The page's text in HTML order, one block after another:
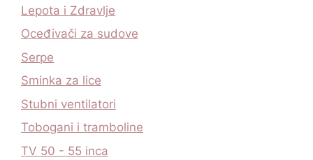
Lepota i Zdravlje
Oceđivači za sudove
Serpe
Sminka za lice
Stubni ventilatori
Tobogani i tramboline
TV 50 - 55 inca